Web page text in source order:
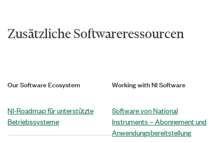
Zusätzliche Softwareressourcen
Our Software Ecosystem
NI-Roadmap für unterstützte
Betriebssysteme
Working with NI Software
Software von National
Instruments – Abonnement und
Anwendungsbereitstellung